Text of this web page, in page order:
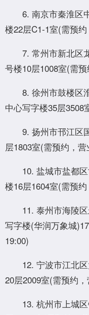
6. 南京市秦淮区
楼22层C1-1室(需预
7. 常州市新北区
号楼10层1008室(需
8. 徐州市鼓楼区
中心写字楼35层3508
9. 扬州市邗江区
层1803室(需预约，
10. 盐城市盐都
楼16层1604室(需预
11. 泰州市海陵
写字楼(华润万象城
19:00)
12. 宁波市江北
20层2009室(需预约
13. 杭州市上城